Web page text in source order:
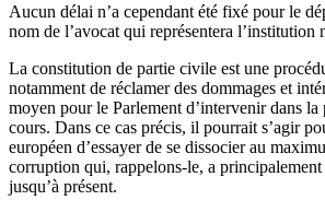
Aucun délai n’a cependant été fixé pour le
nom de l’avocat qui représentera l’institution
La constitution de partie civile est une
notamment de réclamer des dommages et
moyen pour le Parlement d’intervenir dans
cours. Dans ce cas précis, il pourrait s’agir
européen d’essayer de se dissocier au
corruption qui, rappelons-le, a principalement
jusqu’à présent.